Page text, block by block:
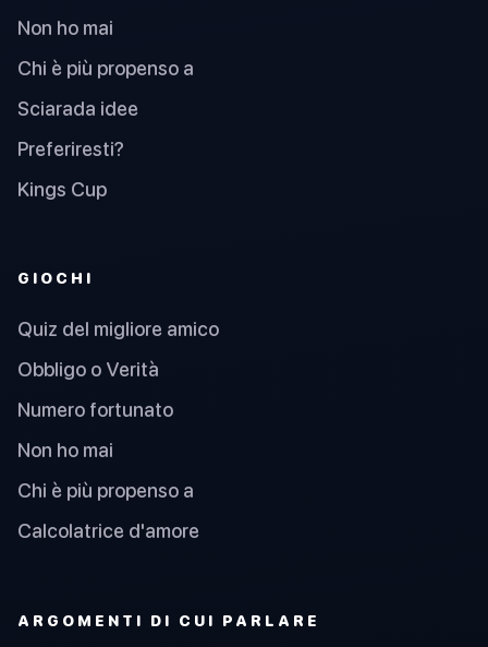
Non ho mai
Chi è più propenso a
Sciarada idee
Preferiresti?
Kings Cup
GIOCHI
Quiz del migliore amico
Obbligo o Verità
Numero fortunato
Non ho mai
Chi è più propenso a
Calcolatrice d'amore
ARGOMENTI DI CUI PARLARE